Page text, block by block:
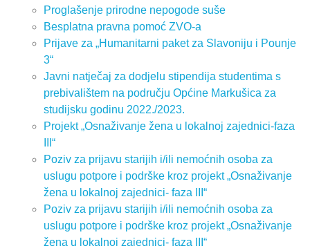
Proglašenje prirodne nepogode suše
Besplatna pravna pomoć ZVO-a
Prijave za „Humanitarni paket za Slavoniju i Pounje
3“
Javni natječaj za dodjelu stipendija studentima s
prebivalištem na području Općine Markušica za
studijsku godinu 2022./2023.
Projekt „Osnaživanje žena u lokalnoj zajednici-faza
III“
Poziv za prijavu starijih i/ili nemoćnih osoba za
uslugu potpore i podrške kroz projekt „Osnaživanje
žena u lokalnoj zajednici- faza III“
Poziv za prijavu starijih i/ili nemoćnih osoba za
uslugu potpore i podrške kroz projekt „Osnaživanje
žena u lokalnoj zajednici- faza III“